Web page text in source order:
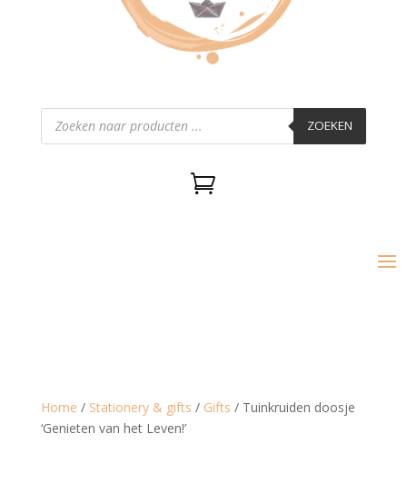
Producten
zoeken ZOEKEN

Home / Stationery & gifts / Gifts / Tuinkruiden doosje
‘Genieten van het Leven!’